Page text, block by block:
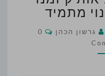
מתמיד
גרשון הכהן Comments
0